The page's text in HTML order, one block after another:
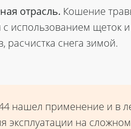
отрасль. Кошение
с использованием щеток
расчистка снега зимой.
нашел применение и в
эксплуатации на